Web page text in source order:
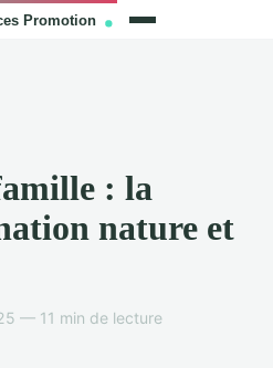
: la
nature et
— 11 min de lecture